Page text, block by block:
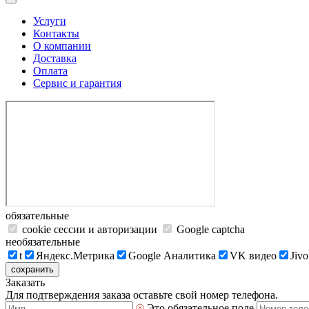
Услуги
Контакты
О компании
Доставка
Оплата
Сервис и гарантия
обязательные
cookie сессии и авторизации
Google captcha
необязательные
t
Яндекс.Метрика Google Аналитика VK видео Jivo
сохранить
Заказать
Для подтверждения заказа оставьте свой номер телефона.